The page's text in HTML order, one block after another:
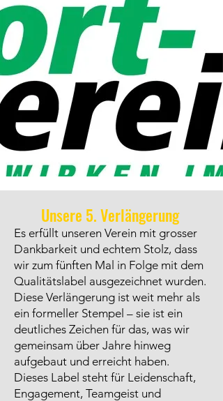
Unsere 5. Verlängerung
Es erfüllt unseren Verein mit grosser
Dankbarkeit und echtem Stolz, dass
wir zum fünften Mal in Folge mit dem
Qualitätslabel ausgezeichnet wurden.
Diese Verlängerung ist weit mehr als
ein formeller Stempel – sie ist ein
deutliches Zeichen für das, was wir
gemeinsam über Jahre hinweg
aufgebaut und erreicht haben.
Dieses Label steht für Leidenschaft,
Engagement, Teamgeist und